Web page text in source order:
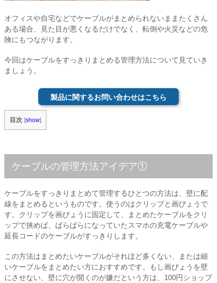
オフィスや自宅などでケーブルがまとめられないままたくさん
ある場合、見た目が悪くなるだけでなく、転倒や火災などの危
険にもつながります。
今回はケーブルをすっきりまとめる管理方法について見ていき
ましょう。
製品に関するお問い合わせはこちら
目次 [show]
ケーブルの管理方法アイデア①
ケーブルをすっきりまとめて管理するひとつの方法は、壁に配
線をまとめるというものです。使うのはクリップと画びょうで
す。クリップを画びょうに固定して、まとめたケーブルをクリ
ップで挟めば、ばらばらになっていたスマホの充電ケーブルや
延長コードのケーブルがすっきりします。
この方法はまとめたいケーブルがそれほど多くない、または細
いケーブルをまとめたい方におすすめです。もし画びょうを壁
にさせない、壁に穴が開くのが嫌だという方は、100円ショップ